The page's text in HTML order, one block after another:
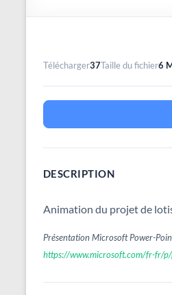
Télécharger37Taille du fichier6
DESCRIPTION
Animation du projet de
Présentation Microsoft Power-
https://www.microsoft.com/fr-fr/